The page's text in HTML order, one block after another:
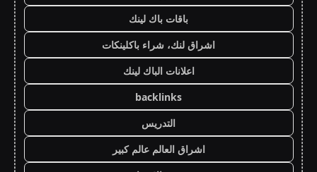
باقات باك لينك
اشراق لنك، شراء باكلينكات
اعلانات الباك لينك
backlinks
التدريس
اشراق العالم عالم كبير